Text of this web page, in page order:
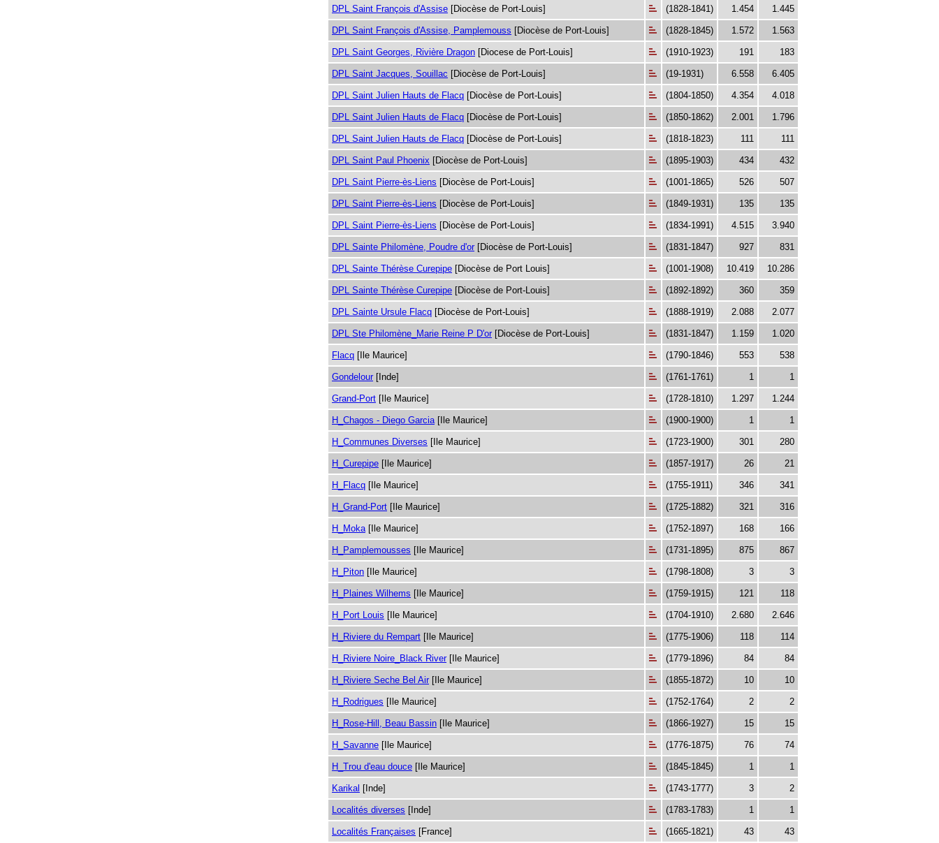
DPL Saint François d'Assise [Diocèse de Port-Louis] (1828-1841) 1.454 1.445
DPL Saint François d'Assise, Pamplemouss [Diocèse de Port-Louis] (1828-1845) 1.572 1.563
DPL Saint Georges, Rivière Dragon [Diocese de Port-Louis] (1910-1923) 191 183
DPL Saint Jacques, Souillac [Diocèse de Port-Louis] (19-1931) 6.558 6.405
DPL Saint Julien Hauts de Flacq [Diocèse de Port-Louis] (1804-1850) 4.354 4.018
DPL Saint Julien Hauts de Flacq [Diocèse de Port-Louis] (1850-1862) 2.001 1.796
DPL Saint Julien Hauts de Flacq [Diocèse de Port-Louis] (1818-1823) 111 111
DPL Saint Paul Phoenix [Diocèse de Port-Louis] (1895-1903) 434 432
DPL Saint Pierre-ès-Liens [Diocèse de Port-Louis] (1001-1865) 526 507
DPL Saint Pierre-ès-Liens [Diocèse de Port-Louis] (1849-1931) 135 135
DPL Saint Pierre-ès-Liens [Diocèse de Port-Louis] (1834-1991) 4.515 3.940
DPL Sainte Philomène, Poudre d'or [Diocèse de Port-Louis] (1831-1847) 927 831
DPL Sainte Thérèse Curepipe [Diocèse de Port Louis] (1001-1908) 10.419 10.286
DPL Sainte Thérèse Curepipe [Diocèse de Port-Louis] (1892-1892) 360 359
DPL Sainte Ursule Flacq [Diocèse de Port-Louis] (1888-1919) 2.088 2.077
DPL Ste Philomène_Marie Reine P D'or [Diocèse de Port-Louis] (1831-1847) 1.159 1.020
Flacq [Ile Maurice] (1790-1846) 553 538
Gondelour [Inde] (1761-1761) 1 1
Grand-Port [Ile Maurice] (1728-1810) 1.297 1.244
H_Chagos - Diego Garcia [Ile Maurice] (1900-1900) 1 1
H_Communes Diverses [Ile Maurice] (1723-1900) 301 280
H_Curepipe [Ile Maurice] (1857-1917) 26 21
H_Flacq [Ile Maurice] (1755-1911) 346 341
H_Grand-Port [Ile Maurice] (1725-1882) 321 316
H_Moka [Ile Maurice] (1752-1897) 168 166
H_Pamplemousses [Ile Maurice] (1731-1895) 875 867
H_Piton [Ile Maurice] (1798-1808) 3 3
H_Plaines Wilhems [Ile Maurice] (1759-1915) 121 118
H_Port Louis [Ile Maurice] (1704-1910) 2.680 2.646
H_Riviere du Rempart [Ile Maurice] (1775-1906) 118 114
H_Riviere Noire_Black River [Ile Maurice] (1779-1896) 84 84
H_Riviere Seche Bel Air [Ile Maurice] (1855-1872) 10 10
H_Rodrigues [Ile Maurice] (1752-1764) 2 2
H_Rose-Hill, Beau Bassin [Ile Maurice] (1866-1927) 15 15
H_Savanne [Ile Maurice] (1776-1875) 76 74
H_Trou d'eau douce [Ile Maurice] (1845-1845) 1 1
Karikal [Inde] (1743-1777) 3 2
Localités diverses [Inde] (1783-1783) 1 1
Localités Françaises [France] (1665-1821) 43 43